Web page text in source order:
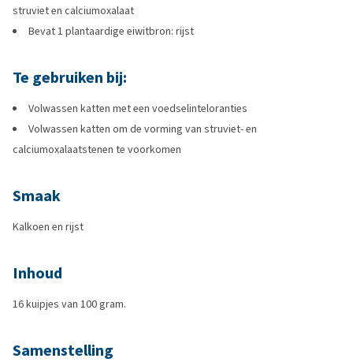
struviet en calciumoxalaat
Bevat 1 plantaardige eiwitbron: rijst
Te gebruiken bij:
Volwassen katten met een voedselinteloranties
Volwassen katten om de vorming van struviet- en
calciumoxalaatstenen te voorkomen
Smaak
Kalkoen en rijst
Inhoud
16 kuipjes van 100 gram.
Samenstelling